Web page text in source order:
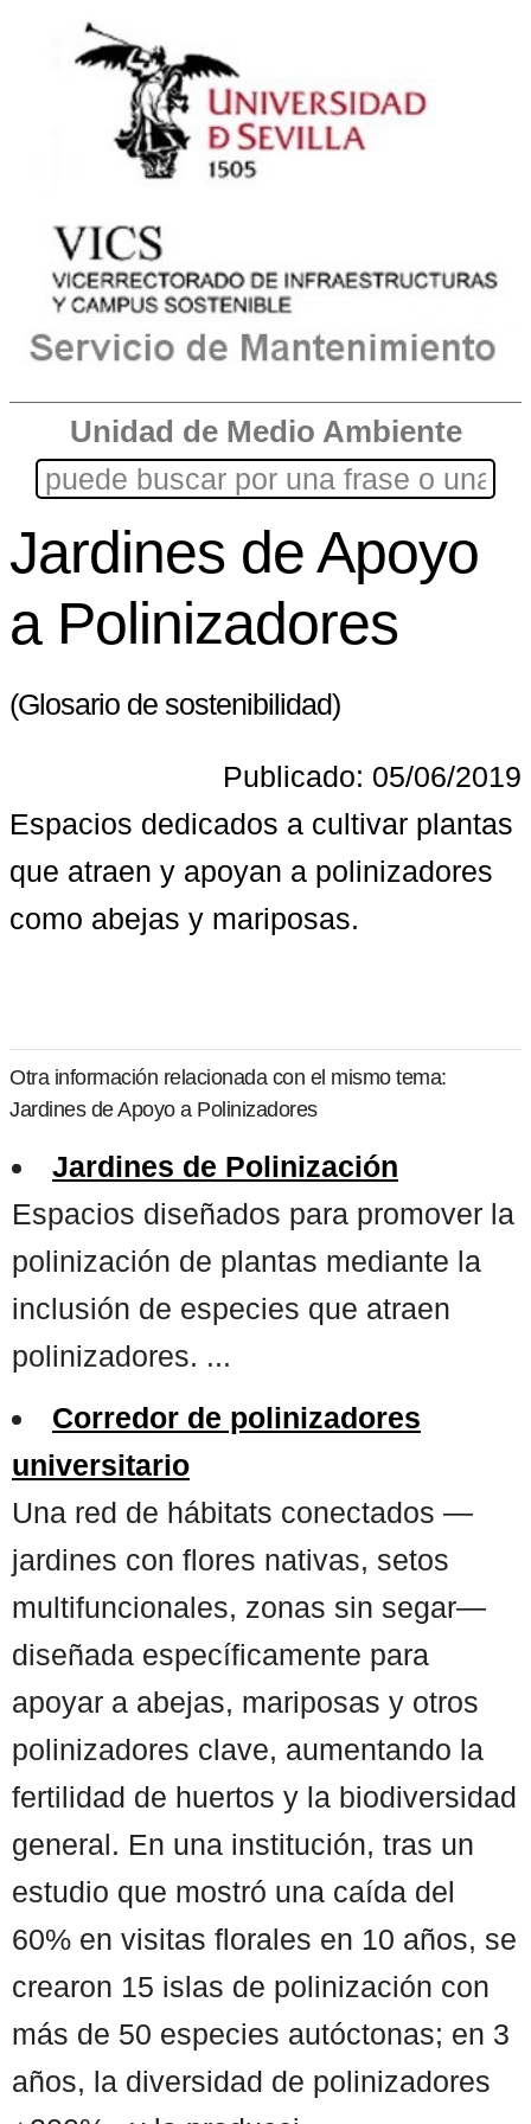
Unidad de Medio Ambiente
Jardines de Apoyo
a Polinizadores
(Glosario de sostenibilidad)
Publicado: 05/06/2019
Espacios dedicados a cultivar plantas
que atraen y apoyan a polinizadores
como abejas y mariposas.
Otra información relacionada con el mismo tema:
Jardines de Apoyo a Polinizadores
Jardines de Polinización
Espacios diseñados para promover la
polinización de plantas mediante la
inclusión de especies que atraen
polinizadores. ...
Corredor de polinizadores
universitario
Una red de hábitats conectados —
jardines con flores nativas, setos
multifuncionales, zonas sin segar—
diseñada específicamente para
apoyar a abejas, mariposas y otros
polinizadores clave, aumentando la
fertilidad de huertos y la biodiversidad
general. En una institución, tras un
estudio que mostró una caída del
60% en visitas florales en 10 años, se
crearon 15 islas de polinización con
más de 50 especies autóctonas; en 3
años, la diversidad de polinizadores